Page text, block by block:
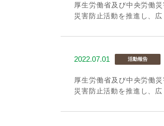
厚生労働省及び中央労働
災害防止活動を推進し、広
2022.07.01 活動報告
厚生労働省及び中央労働
災害防止活動を推進し、広